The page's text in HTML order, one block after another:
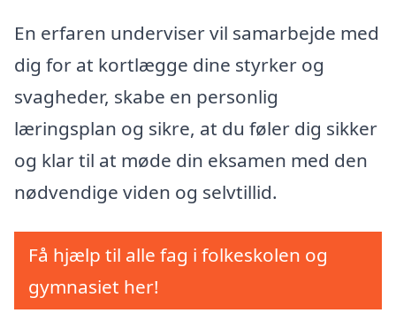
En erfaren underviser vil samarbejde med
dig for at kortlægge dine styrker og
svagheder, skabe en personlig
læringsplan og sikre, at du føler dig sikker
og klar til at møde din eksamen med den
nødvendige viden og selvtillid.
Få hjælp til alle fag i folkeskolen og
gymnasiet her!